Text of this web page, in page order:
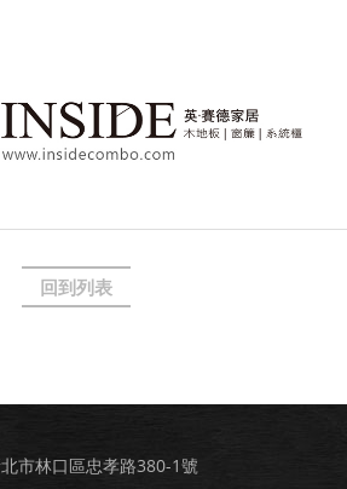
回到列表
市林口區忠孝路380-1號